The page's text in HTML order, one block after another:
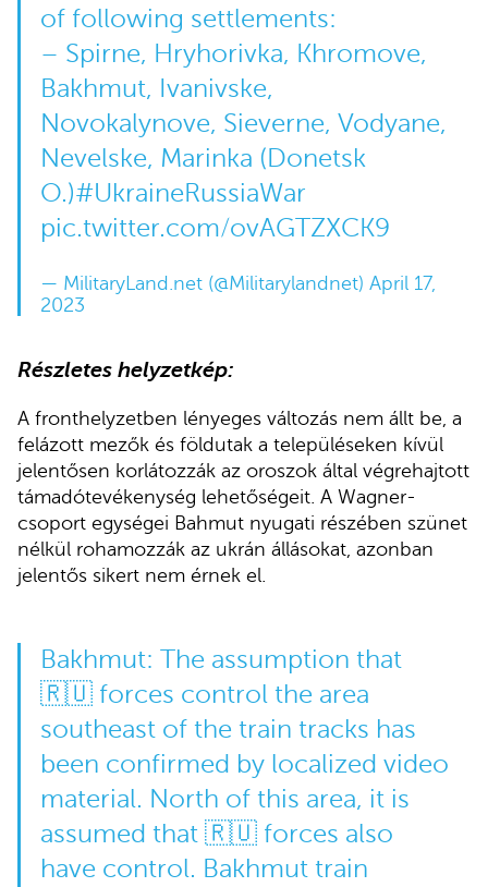
of following settlements:
– Spirne, Hryhorivka, Khromove,
Bakhmut, Ivanivske,
Novokalynove, Sieverne, Vodyane,
Nevelske, Marinka (Donetsk
O.)#UkraineRussiaWar
pic.twitter.com/ovAGTZXCK9
— MilitaryLand.net (@Militarylandnet) April 17,
2023
Részletes helyzetkép:
A fronthelyzetben lényeges változás nem állt be, a
felázott mezők és földutak a településeken kívül
jelentősen korlátozzák az oroszok által végrehajtott
támadótevékenység lehetőségeit. A Wagner-
csoport egységei Bahmut nyugati részében szünet
nélkül rohamozzák az ukrán állásokat, azonban
jelentős sikert nem érnek el.
Bakhmut: The assumption that
🇷🇺 forces control the area
southeast of the train tracks has
been confirmed by localized video
material. North of this area, it is
assumed that 🇷🇺 forces also
have control. Bakhmut train